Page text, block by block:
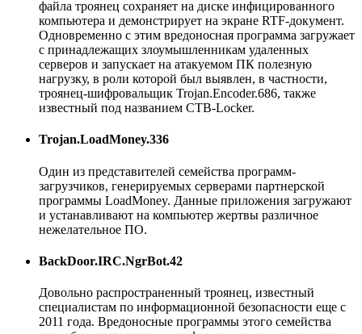
файла троянец сохраняет на диске инфицированного
компьютера и демонстрирует на экране RTF-документ.
Одновременно с этим вредоносная программа загружает
с принадлежащих злоумышленникам удаленных
серверов и запускает на атакуемом ПК полезную
нагрузку, в роли которой был выявлен, в частности,
троянец-шифровальщик Trojan.Encoder.686, также
известный под названием CTB-Locker.
Trojan.LoadMoney.336
Один из представителей семейства программ-
загрузчиков, генерируемых серверами партнерской
программы LoadMoney. Данные приложения загружают
и устанавливают на компьютер жертвы различное
нежелательное ПО.
BackDoor.IRC.NgrBot.42
Довольно распространенный троянец, известный
специалистам по информационной безопасности еще с
2011 года. Вредоносные программы этого семейства